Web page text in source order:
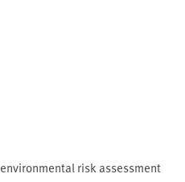
environmental risk assessment